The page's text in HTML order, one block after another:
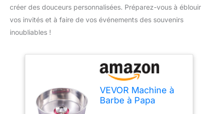
créer des douceurs personnalisées. Préparez-vous à éblouir
vos invités et à faire de vos événements des souvenirs
inoubliables !
VEVOR Machine à
Barbe à Papa